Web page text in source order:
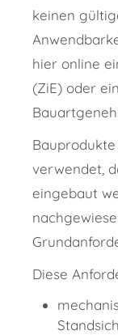
keinen
hier online
(ZiE) oder
verwendet,
eingebaut
Diese